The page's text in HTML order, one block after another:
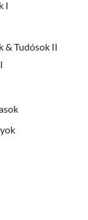
I
& Tudósok II